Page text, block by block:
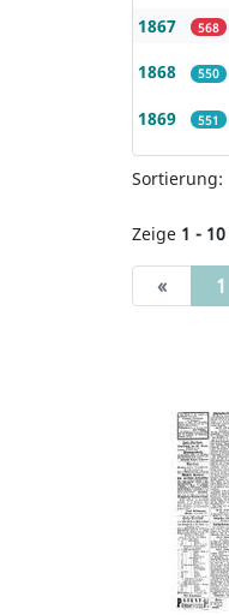
1867 568
1868 550
1869 551
Sortierung:
Zeige 1 - 10
« 1